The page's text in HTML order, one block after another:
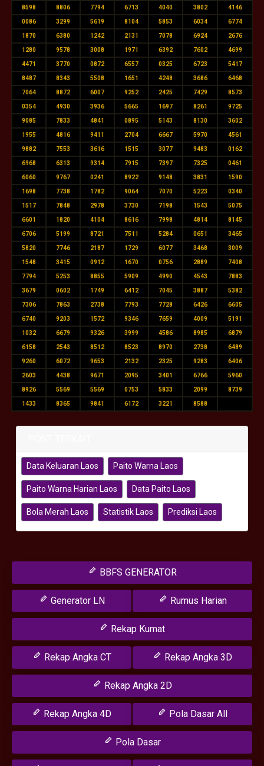
8598 8806 7794 6713 4040 3802 4146
0086 3299 5619 8104 5853 6034 6774
1870 6380 1242 2131 7078 6924 2676
1280 9578 3008 1971 6392 7602 4699
4471 3770 0872 6557 0325 6723 5417
8487 8343 5508 1651 4248 3686 6468
7064 8872 6007 9252 2425 7429 8573
0354 4930 3936 5665 1697 8261 9725
9085 7833 4841 0895 5143 8130 3602
1955 4816 9411 2704 6667 5970 4561
9882 7553 3616 1515 3077 9483 0162
6968 6313 9314 7915 7397 7325 0461
6060 9767 0241 8922 9148 3831 1590
1698 7738 1782 9064 7070 5223 0340
1517 7848 2978 3730 7198 1543 5075
6601 1820 4104 8616 7998 4814 8145
6706 5199 8721 7511 5284 0651 3465
5820 7746 2187 1729 6077 3468 3009
1548 3415 0912 1670 0756 2889 7408
7794 5253 8855 5909 4990 4543 7883
3679 0602 1749 6412 7045 3887 5382
7306 7863 2738 7793 7728 6426 6605
6740 9203 1572 9346 7659 4009 5191
1032 6679 9326 3999 4586 8985 6879
6158 2543 8512 8523 8970 2738 6489
9260 6072 9653 2132 2325 9283 6406
2603 4438 9671 2095 3401 6766 5960
8926 5569 5569 0753 5833 2099 8739
1433 8365 9841 6172 3221 8588
Data Keluaran Laos Paito Warna Laos
Paito Warna Harian Laos Data Paito Laos
Bola Merah Laos Statistik Laos Prediksi Laos
BBFS GENERATOR
Generator LN Rumus Harian
Rekap Kumat
Rekap Angka CT Rekap Angka 3D
Rekap Angka 2D
Rekap Angka 4D Pola Dasar All
Pola Dasar